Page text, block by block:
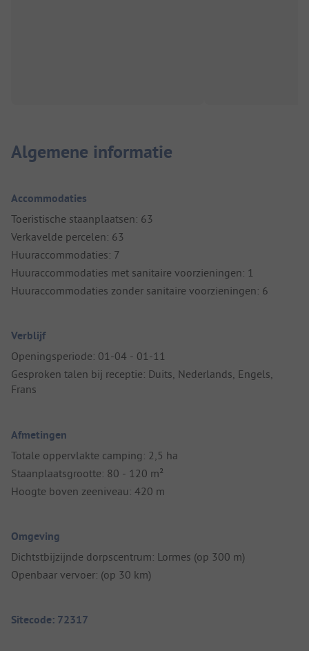
Algemene informatie
Accommodaties
Toeristische staanplaatsen: 63
Verkavelde percelen: 63
Huuraccommodaties: 7
Huuraccommodaties met sanitaire voorzieningen: 1
Huuraccommodaties zonder sanitaire voorzieningen: 6
Verblijf
Openingsperiode: 01-04 - 01-11
Gesproken talen bij receptie: Duits, Nederlands, Engels,
Frans
Afmetingen
Totale oppervlakte camping: 2,5 ha
Staanplaatsgrootte: 80 - 120 m²
Hoogte boven zeeniveau: 420 m
Omgeving
Dichtstbijzijnde dorpscentrum: Lormes (op 300 m)
Openbaar vervoer: (op 30 km)
Sitecode: 72317